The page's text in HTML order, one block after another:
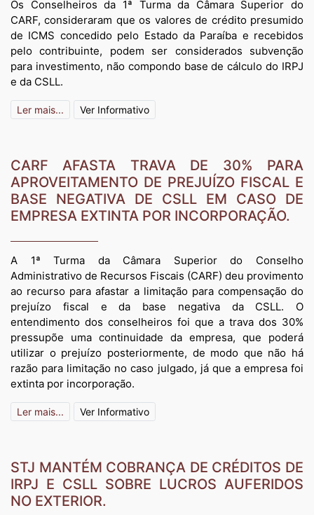
Os Conselheiros da 1ª Turma da Câmara Superior do
CARF, consideraram que os valores de crédito presumido
de ICMS concedido pelo Estado da Paraíba e recebidos
pelo contribuinte, podem ser considerados subvenção
para investimento, não compondo base de cálculo do IRPJ
e da CSLL.
Ler mais... Ver Informativo
CARF AFASTA TRAVA DE 30% PARA
APROVEITAMENTO DE PREJUÍZO FISCAL E
BASE NEGATIVA DE CSLL EM CASO DE
EMPRESA EXTINTA POR INCORPORAÇÃO.
A 1ª Turma da Câmara Superior do Conselho
Administrativo de Recursos Fiscais (CARF) deu provimento
ao recurso para afastar a limitação para compensação do
prejuízo fiscal e da base negativa da CSLL. O
entendimento dos conselheiros foi que a trava dos 30%
pressupõe uma continuidade da empresa, que poderá
utilizar o prejuízo posteriormente, de modo que não há
razão para limitação no caso julgado, já que a empresa foi
extinta por incorporação.
Ler mais... Ver Informativo
STJ MANTÉM COBRANÇA DE CRÉDITOS DE
IRPJ E CSLL SOBRE LUCROS AUFERIDOS
NO EXTERIOR.